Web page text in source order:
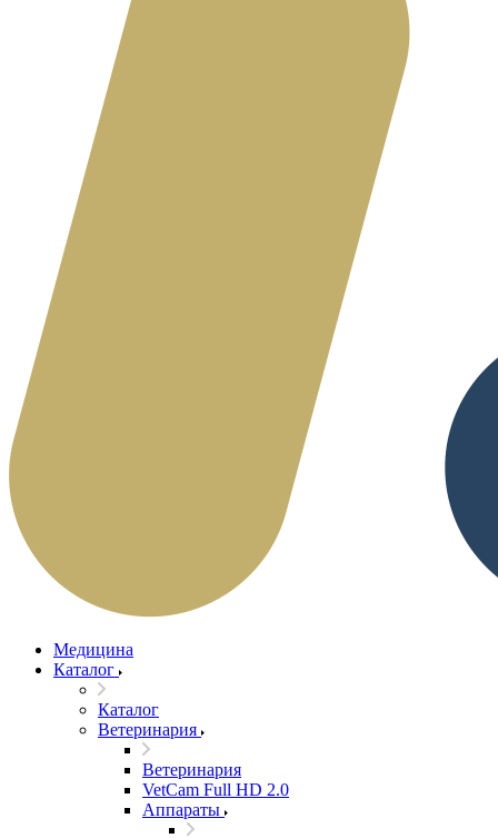
Медицина
Каталог
Каталог
Ветеринария
Ветеринария
VetCam Full HD 2.0
Аппараты